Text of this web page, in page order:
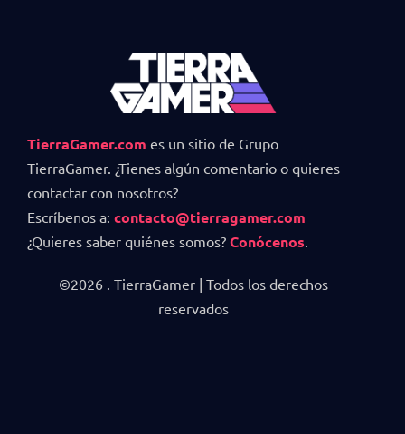
TierraGamer.com es un sitio de Grupo
TierraGamer. ¿Tienes algún comentario o quieres
contactar con nosotros?
Escríbenos a: contacto@tierragamer.com
¿Quieres saber quiénes somos? Conócenos.
©2026 . TierraGamer | Todos los derechos
reservados